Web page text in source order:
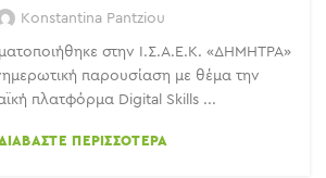
Konstantina Pantziou
στην Ι.Σ.Α.Ε.Κ. «ΔΗΜΗΤΡΑ»
παρουσίαση με θέμα την
πλατφόρμα Digital Skills ...
ΠΕΡΙΣΣΌΤΕΡΑ